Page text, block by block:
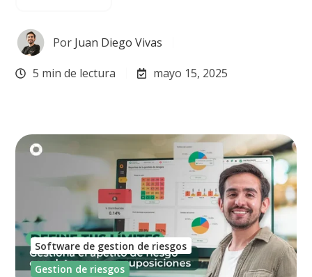
Por Juan Diego Vivas
5 min de lectura mayo 15, 2025
Software de gestion de riesgos
Gestion de riesgos